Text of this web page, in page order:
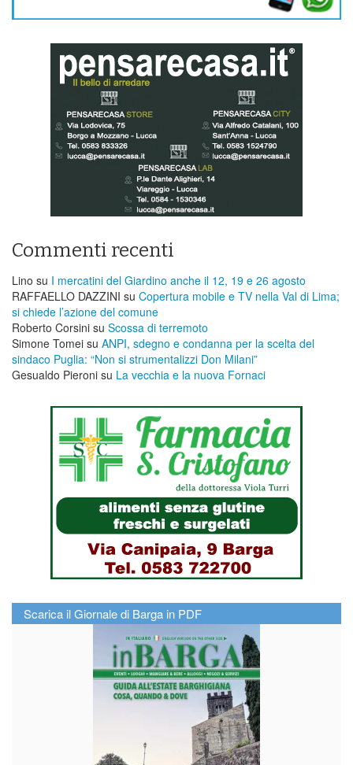
Commenti recenti
Lino su I mercatini del Giardino anche il 12, 19 e 26 agosto
RAFFAELLO DAZZINI su ​Copertura mobile e TV nella Val di Lima;
si chiede l’azione del comune
Roberto Corsini su Scossa di terremoto
Simone Tomei su ANPI, sdegno e condanna per la scelta del
sindaco Puglia: “Non si strumentalizzi Don Milani”
Gesualdo Pieroni su La vecchia e la nuova Fornaci
Scarica il Giornale di Barga in PDF